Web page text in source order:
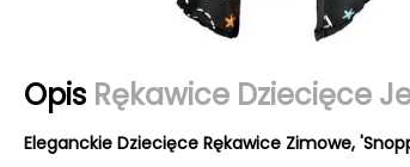
Opis Rękawice Dziecięce
Eleganckie Dziecięce Rękawice Zimowe,